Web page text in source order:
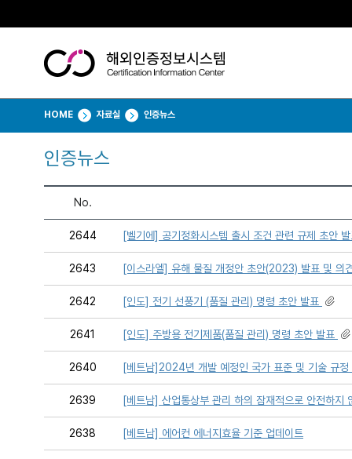
HOME 자료실 인증뉴스
인증뉴스
No.
2644 [벨기에] 공기정화시스템 출시 조건 관련 규제 초안
2643 [이스라엘] 유해 물질 개정안 초안(2023) 발표 및
2642 [인도] 전기 선풍기 (품질 관리) 명령 초안 발표
2641 [인도] 주방용 전기제품(품질 관리) 명령 초안 발표
2640 [베트남]2024년 개발 예정인 국가 표준 및 기술 규
2639 [베트남] 산업통상부 관리 하의 잠재적으로 안전하
2638 [베트남] 에어컨 에너지효율 기준 업데이트